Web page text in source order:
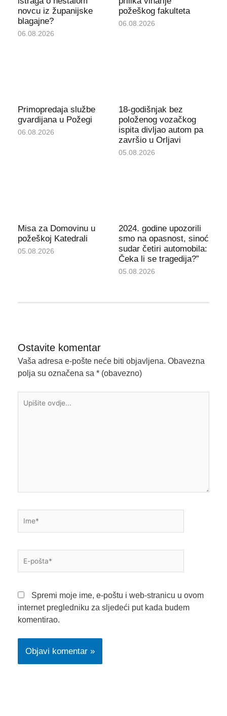
novcu iz županijske
blagajne?
06.08.2026
požeškog fakulteta
06.08.2026
Primopredaja službe
gvardijana u Požegi
06.08.2026
18-godišnjak bez
položenog vozačkog
ispita divljao autom pa
završio u Orljavi
05.08.2026
Misa za Domovinu u
požeškoj Katedrali
05.08.2026
2024. godine upozorili
smo na opasnost, sinoć
sudar četiri automobila:
Čeka li se tragedija?”
05.08.2026
Ostavite komentar
Vaša adresa e-pošte neće biti objavljena. Obavezna
polja su označena sa * (obavezno)
ovdje...
pošta*
Spremi moje ime, e-poštu i web-stranicu u ovom
internet pregledniku za sljedeći put kada budem
komentirao.